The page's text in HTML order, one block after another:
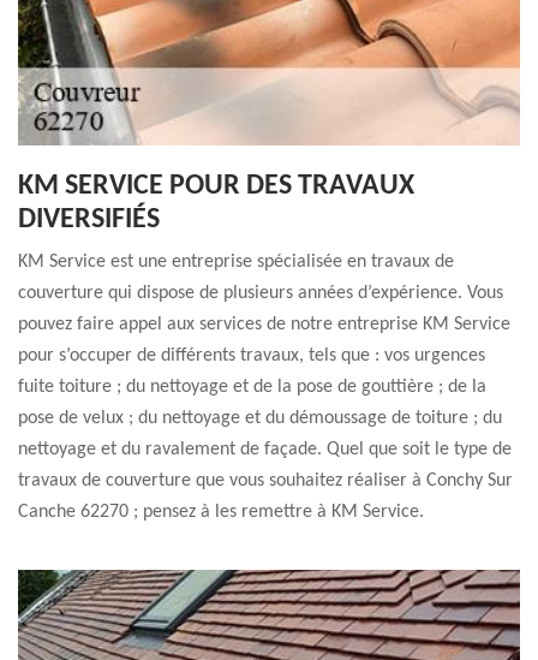
KM SERVICE POUR DES TRAVAUX
DIVERSIFIÉS
KM Service est une entreprise spécialisée en travaux de
couverture qui dispose de plusieurs années d’expérience. Vous
pouvez faire appel aux services de notre entreprise KM Service
pour s’occuper de différents travaux, tels que : vos urgences
fuite toiture ; du nettoyage et de la pose de gouttière ; de la
pose de velux ; du nettoyage et du démoussage de toiture ; du
nettoyage et du ravalement de façade. Quel que soit le type de
travaux de couverture que vous souhaitez réaliser à Conchy Sur
Canche 62270 ; pensez à les remettre à KM Service.